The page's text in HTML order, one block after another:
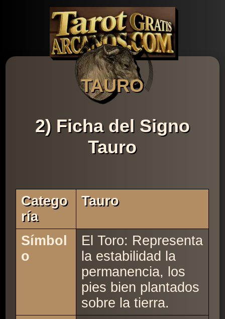
TAURO
2) Ficha del Signo
Tauro
Catego
Ría
Tauro
Símbol
o
El Toro: Representa
la estabilidad la
permanencia, los
pies bien plantados
sobre la tierra.